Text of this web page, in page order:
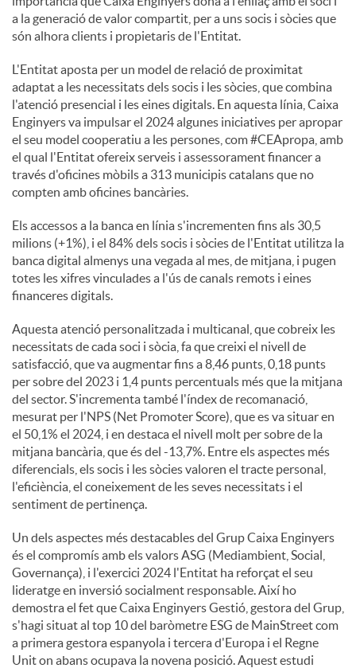
a la generació de valor compartit, per a uns socis i sòcies que
són alhora clients i propietaris de l'Entitat.
L'Entitat aposta per un model de relació de proximitat
adaptat a les necessitats dels socis i les sòcies, que combina
l'atenció presencial i les eines digitals. En aquesta línia, Caixa
Enginyers va impulsar el 2024 algunes iniciatives per apropar
el seu model cooperatiu a les persones, com #CEApropa, amb
el qual l'Entitat ofereix serveis i assessorament financer a
través d'oficines mòbils a 313 municipis catalans que no
compten amb oficines bancàries.
Els accessos a la banca en línia s'incrementen fins als 30,5
milions (+1%), i el 84% dels socis i sòcies de l'Entitat utilitza la
banca digital almenys una vegada al mes, de mitjana, i pugen
totes les xifres vinculades a l'ús de canals remots i eines
financeres digitals.
Aquesta atenció personalitzada i multicanal, que cobreix les
necessitats de cada soci i sòcia, fa que creixi el nivell de
satisfacció, que va augmentar fins a 8,46 punts, 0,18 punts
per sobre del 2023 i 1,4 punts percentuals més que la mitjana
del sector. S'incrementa també l'índex de recomanació,
mesurat per l'NPS (Net Promoter Score), que es va situar en
el 50,1% el 2024, i en destaca el nivell molt per sobre de la
mitjana bancària, que és del -13,7%. Entre els aspectes més
diferencials, els socis i les sòcies valoren el tracte personal,
l'eficiència, el coneixement de les seves necessitats i el
sentiment de pertinença.
Un dels aspectes més destacables del Grup Caixa Enginyers
és el compromís amb els valors ASG (Mediambient, Social,
Governança), i l'exercici 2024 l'Entitat ha reforçat el seu
lideratge en inversió socialment responsable. Així ho
demostra el fet que Caixa Enginyers Gestió, gestora del Grup,
s'hagi situat al top 10 del baròmetre ESG de MainStreet com
a primera gestora espanyola i tercera d'Europa i el Regne
Unit on abans ocupava la novena posició. Aquest estudi